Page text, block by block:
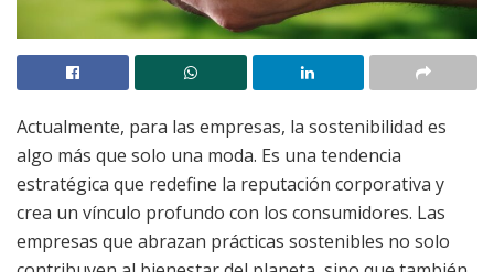
Actualmente, para las empresas, la sostenibilidad es
algo más que solo una moda. Es una tendencia
estratégica que redefine la reputación corporativa y
crea un vínculo profundo con los consumidores. Las
empresas que abrazan prácticas sostenibles no solo